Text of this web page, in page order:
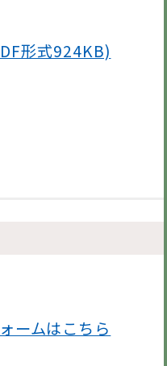
形式924KB)
ームはこちら